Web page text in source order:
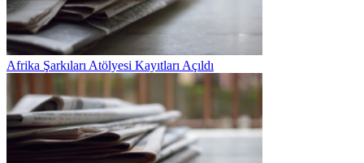
Afrika Şarkıları Atölyesi Kayıtları Açıldı